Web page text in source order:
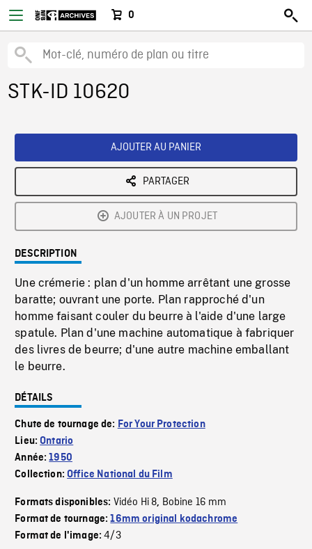
0
STK-ID 10620
AJOUTER AU PANIER
PARTAGER
AJOUTER À UN PROJET
DESCRIPTION
Une crémerie : plan d'un homme arrêtant une grosse
baratte; ouvrant une porte. Plan rapproché d'un
homme faisant couler du beurre à l'aide d'une large
spatule. Plan d'une machine automatique à fabriquer
des livres de beurre; d'une autre machine emballant
le beurre.
DÉTAILS
Chute de tournage de: For Your Protection
Lieu:Ontario
Année:1950
Collection:Office National du Film
Formats disponibles: Vidéo Hi 8, Bobine 16 mm
Format de tournage:16mm original kodachrome
Format de l'image:4/3